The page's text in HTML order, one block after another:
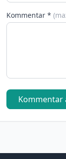
Kommentar *
Kommentar